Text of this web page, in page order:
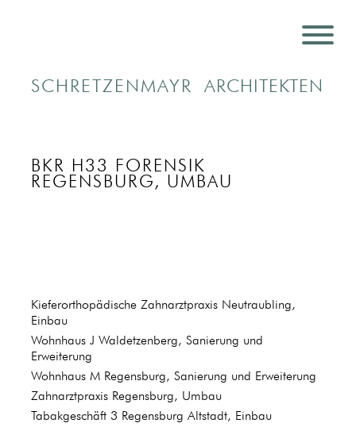
SCHRETZENMAYR ARCHITEKTEN
Kieferorthopädische Zahnarztpraxis Neutraubling,
Einbau
Wohnhaus J Waldetzenberg, Sanierung und
Erweiterung
Wohnhaus M Regensburg, Sanierung und Erweiterung
Zahnarztpraxis Regensburg, Umbau
Tabakgeschäft 3 Regensburg Altstadt, Einbau
BKR H33 FORENSIK
REGENSBURG, UMBAU